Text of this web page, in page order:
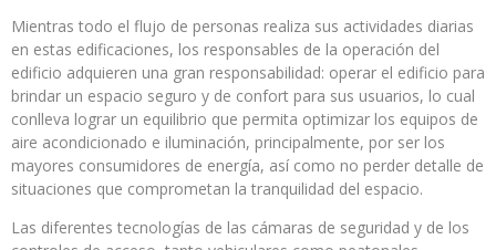
Mientras todo el flujo de personas realiza sus actividades diarias
en estas edificaciones, los responsables de la operación del
edificio adquieren una gran responsabilidad: operar el edificio para
brindar un espacio seguro y de confort para sus usuarios, lo cual
conlleva lograr un equilibrio que permita optimizar los equipos de
aire acondicionado e iluminación, principalmente, por ser los
mayores consumidores de energía, así como no perder detalle de
situaciones que comprometan la tranquilidad del espacio.
Las diferentes tecnologías de las cámaras de seguridad y de los